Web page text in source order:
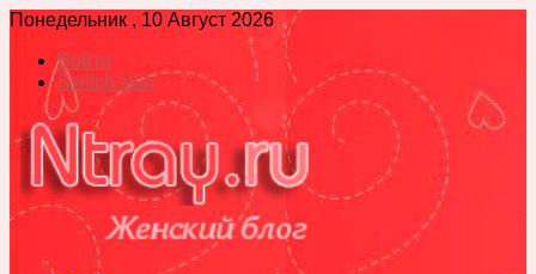
Понедельник , 10 Август 2026
Войти
Switch skin